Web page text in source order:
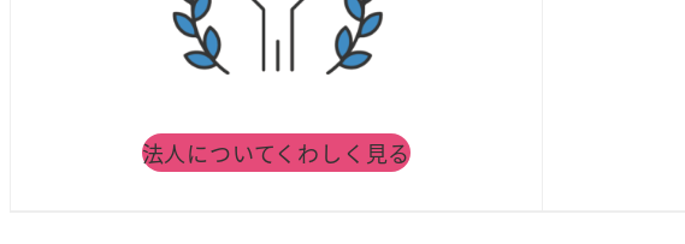
法人についてくわしく見る